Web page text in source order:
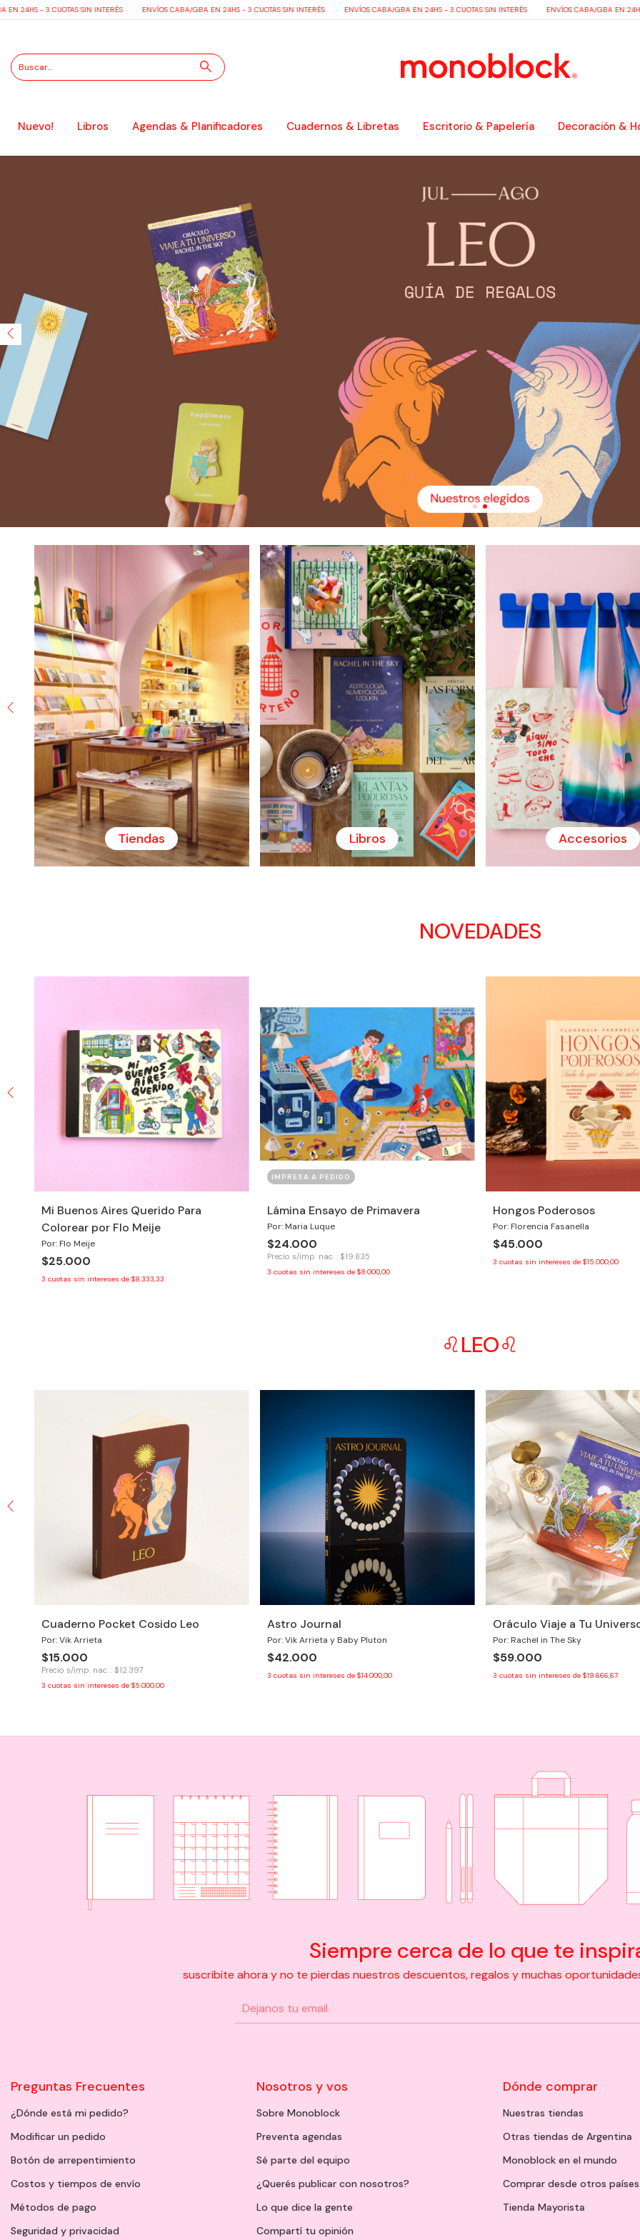
- 3 CUOTAS SIN INTERÉS ENVÍOS CABA/GBA EN 24HS - 3 CUOTAS SIN INTERÉS ENVÍOS CABA/GBA EN 24HS - 3 CUOTAS SIN INTERÉS ENVÍOS CABA/GBA EN 24HS - 3
Nuevo! Libros Agendas & Planificadores Cuadernos & Libretas Escritorio & Papelería Decoración &
Tiendas Libros Accesorios
NOVEDADES
Mi Buenos Aires Querido Para
Colorear por Flo Meije
Por: Flo Meije
$25.000
3 cuotas sin intereses de $8.333,33
IMPRESA A PEDIDO
Lámina Ensayo de Primavera
Por: Maria Luque
$24.000
Precio s/imp. nac. : $19.835
3 cuotas sin intereses de $8.000,00
Hongos Poderosos
Por: Florencia Fasanella
$45.000
3 cuotas sin intereses de $15.000,00
♌LEO♌
Cuaderno Pocket Cosido Leo
Por: Vik Arrieta
$15.000
Precio s/imp. nac. : $12.397
3 cuotas sin intereses de $5.000,00
Astro Journal
Por: Vik Arrieta y Baby Pluton
$42.000
3 cuotas sin intereses de $14.000,00
Oráculo Viaje a Tu
Por: Rachel in The Sky
$59.000
3 cuotas sin intereses de $19.666,67
Siempre cerca de lo que te
suscribite ahora y no te pierdas nuestros descuentos, regalos y muchas
Preguntas Frecuentes
¿Dónde está mi pedido?
Modificar un pedido
Botón de arrepentimiento
Costos y tiempos de envío
Métodos de pago
Seguridad y privacidad
Nosotros y vos
Sobre Monoblock
Preventa agendas
Sé parte del equipo
¿Querés publicar con nosotros?
Lo que dice la gente
Compartí tu opinión
Dónde comprar
Nuestras tiendas
Otras tiendas de Argentina
Monoblock en el mundo
Comprar desde otros países
Tienda Mayorista